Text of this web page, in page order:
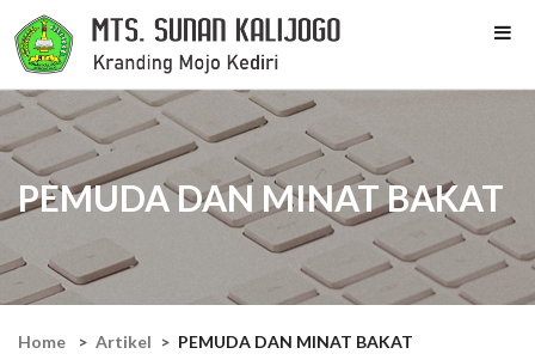
Home Artikel PEMUDA DAN MINAT BAKAT
PEMUDA DAN MINAT BAKAT